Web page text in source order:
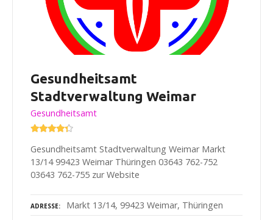
Gesundheitsamt
Stadtverwaltung Weimar
Gesundheitsamt
Gesundheitsamt Stadtverwaltung Weimar Markt
13/14 99423 Weimar Thüringen 03643 762-752
03643 762-755 zur Website
ADRESSE
Markt 13/14, 99423 Weimar, Thüringen